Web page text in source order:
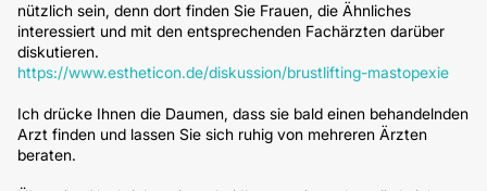
nützlich sein, denn dort finden Sie Frauen, die Ähnliches
interessiert und mit den entsprechenden Fachärzten darüber
diskutieren.
https://www.estheticon.de/diskussion/brustlifting-mastopexie
Ich drücke Ihnen die Daumen, dass sie bald einen behandelnden
Arzt finden und lassen Sie sich ruhig von mehreren Ärzten
beraten.